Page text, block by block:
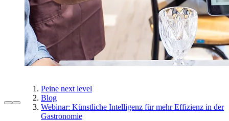
Peine next level
Blog
Webinar: Künstliche Intelligenz für mehr Effizienz in der
Gastronomie